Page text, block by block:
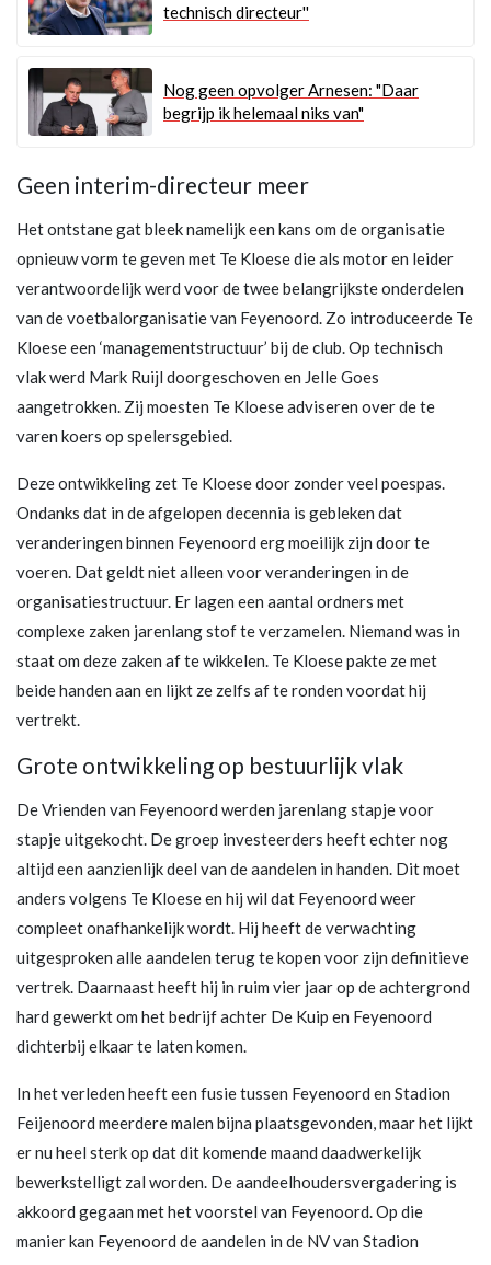
technisch directeur''
Nog geen opvolger Arnesen: "Daar
begrijp ik helemaal niks van"
Geen interim-directeur meer
Het ontstane gat bleek namelijk een kans om de organisatie
opnieuw vorm te geven met Te Kloese die als motor en leider
verantwoordelijk werd voor de twee belangrijkste onderdelen
van de voetbalorganisatie van Feyenoord. Zo introduceerde Te
Kloese een ‘managementstructuur’ bij de club. Op technisch
vlak werd Mark Ruijl doorgeschoven en Jelle Goes
aangetrokken. Zij moesten Te Kloese adviseren over de te
varen koers op spelersgebied.
Deze ontwikkeling zet Te Kloese door zonder veel poespas.
Ondanks dat in de afgelopen decennia is gebleken dat
veranderingen binnen Feyenoord erg moeilijk zijn door te
voeren. Dat geldt niet alleen voor veranderingen in de
organisatiestructuur. Er lagen een aantal ordners met
complexe zaken jarenlang stof te verzamelen. Niemand was in
staat om deze zaken af te wikkelen. Te Kloese pakte ze met
beide handen aan en lijkt ze zelfs af te ronden voordat hij
vertrekt.
Grote ontwikkeling op bestuurlijk vlak
De Vrienden van Feyenoord werden jarenlang stapje voor
stapje uitgekocht. De groep investeerders heeft echter nog
altijd een aanzienlijk deel van de aandelen in handen. Dit moet
anders volgens Te Kloese en hij wil dat Feyenoord weer
compleet onafhankelijk wordt. Hij heeft de verwachting
uitgesproken alle aandelen terug te kopen voor zijn definitieve
vertrek. Daarnaast heeft hij in ruim vier jaar op de achtergrond
hard gewerkt om het bedrijf achter De Kuip en Feyenoord
dichterbij elkaar te laten komen.
In het verleden heeft een fusie tussen Feyenoord en Stadion
Feijenoord meerdere malen bijna plaatsgevonden, maar het lijkt
er nu heel sterk op dat dit komende maand daadwerkelijk
bewerkstelligt zal worden. De aandeelhoudersvergadering is
akkoord gegaan met het voorstel van Feyenoord. Op die
manier kan Feyenoord de aandelen in de NV van Stadion